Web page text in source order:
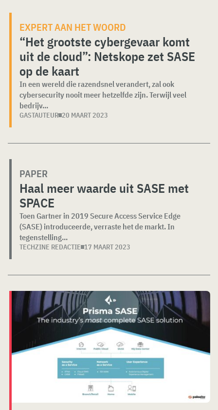
EXPERT AAN HET WOORD
“Het grootste cybergevaar komt
uit de cloud”: Netskope zet SASE
op de kaart
In een wereld die razendsnel verandert, zal ook
cybersecurity nooit meer hetzelfde zijn. Terwijl veel
bedrijv...
GASTAUTEUR 20 MAART 2023
PAPER
Haal meer waarde uit SASE met
SPACE
Toen Gartner in 2019 Secure Access Service Edge
(SASE) introduceerde, verraste het de markt. In
tegenstelling...
TECHZINE REDACTIE 17 MAART 2023